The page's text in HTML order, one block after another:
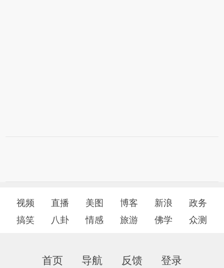
视频 直播 美图 博客 新浪
政务
搞笑
八卦 情感 旅游 佛学 众测
首页 导航 反馈 登录